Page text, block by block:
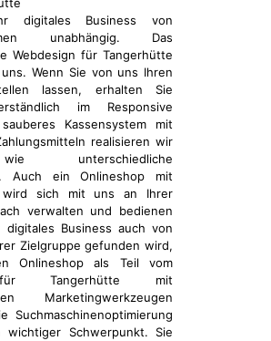
digitales Business von
unabhängig. Das
Webdesign für Tangerhütte
Wenn Sie von uns Ihren
lassen, erhalten Sie
im Responsive
Kassensystem mit
realisieren wir
unterschiedliche
Auch ein Onlineshop mit
wird sich mit uns an Ihrer
verwalten und bedienen
digitales Business auch von
Zielgruppe gefunden wird,
Onlineshop als Teil vom
für Tangerhütte mit
Marketingwerkzeugen
Suchmaschinenoptimierung
wichtiger Schwerpunkt. Sie